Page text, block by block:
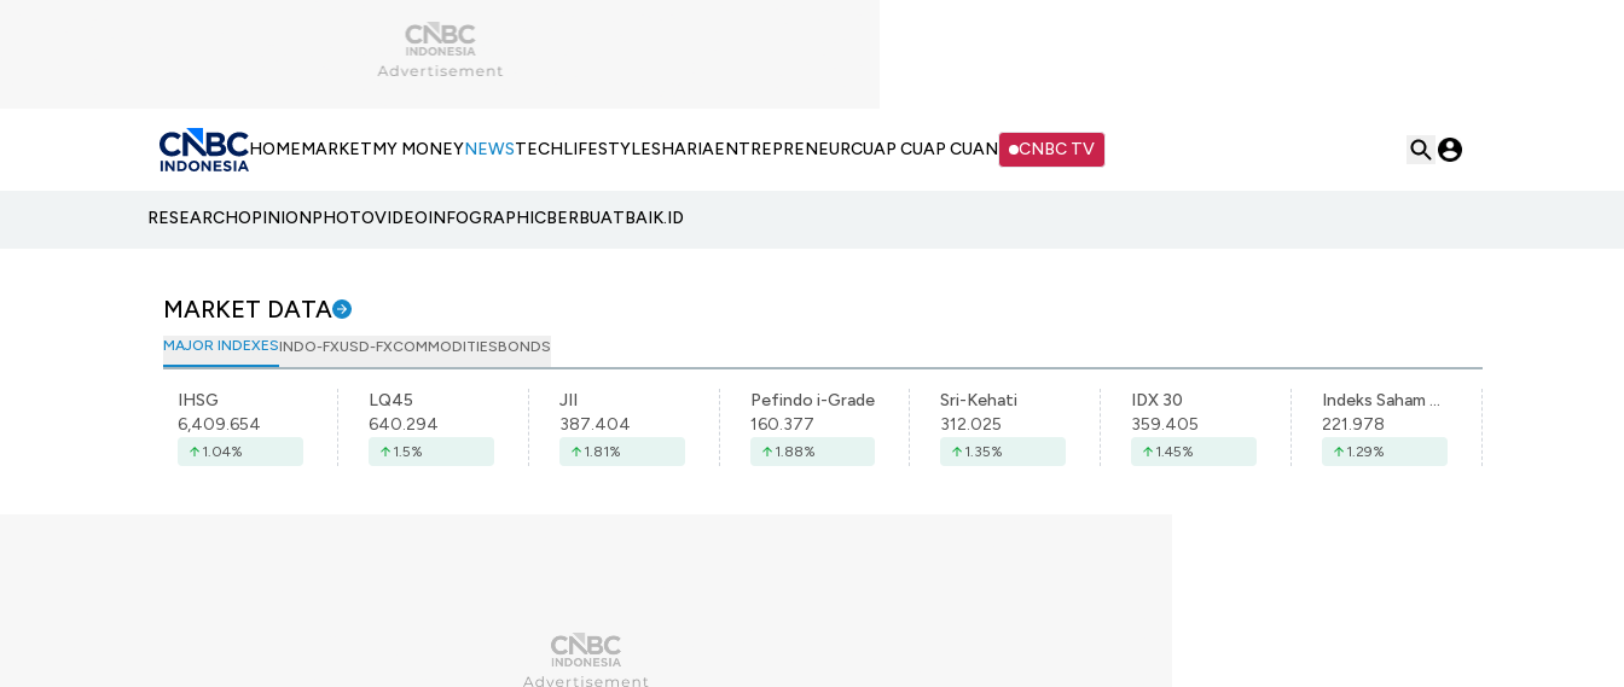
HOMEMARKETMY MONEYNEWSTECHLIFESTYLESHARIAENTREPRENEURCUAP CUAP CUAN CNBC TV
RESEARCHOPINIONPHOTOVIDEOINFOGRAPHICBERBUATBAIK.ID
MARKET DATA
MAJOR INDEXESINDO-FXUSD-FXCOMMODITIESBONDS
IHSG
6,409.654
1.04%
LQ45
640.294
1.5%
JII
387.404
1.81%
Pefindo i-Grade
160.377
1.88%
Sri-Kehati
312.025
1.35%
IDX 30
359.405
1.45%
Indeks Saham Syariah Indonesia
221.978
1.29%